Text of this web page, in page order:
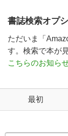
書誌検索オプ
ただいま「
す。検索で本が
こちらのお知ら
最初